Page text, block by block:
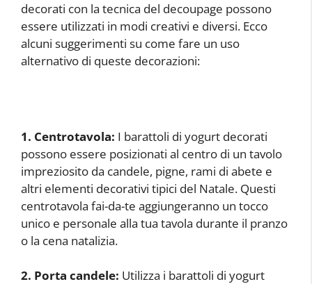
decorati con la tecnica del decoupage possono
essere utilizzati in modi creativi e diversi. Ecco
alcuni suggerimenti su come fare un uso
alternativo di queste decorazioni:
1. Centrotavola: I barattoli di yogurt decorati
possono essere posizionati al centro di un tavolo
impreziosito da candele, pigne, rami di abete e
altri elementi decorativi tipici del Natale. Questi
centrotavola fai-da-te aggiungeranno un tocco
unico e personale alla tua tavola durante il pranzo
o la cena natalizia.
2. Porta candele: Utilizza i barattoli di yogurt